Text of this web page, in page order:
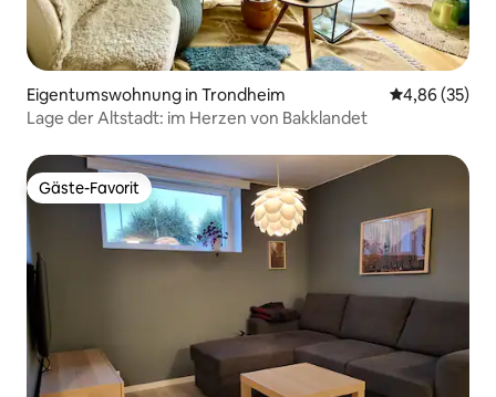
Eigentumswohnung in Trondheim
4,86 (35)
Lage der Altstadt: im Herzen von Bakklandet
Gäste-Favorit
Gäste-Favorit